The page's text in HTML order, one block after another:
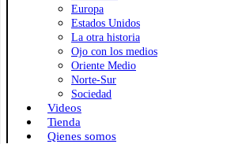
Europa
Estados Unidos
La otra historia
Ojo con los medios
Oriente Medio
Norte-Sur
Sociedad
Videos
Tienda
Qienes somos